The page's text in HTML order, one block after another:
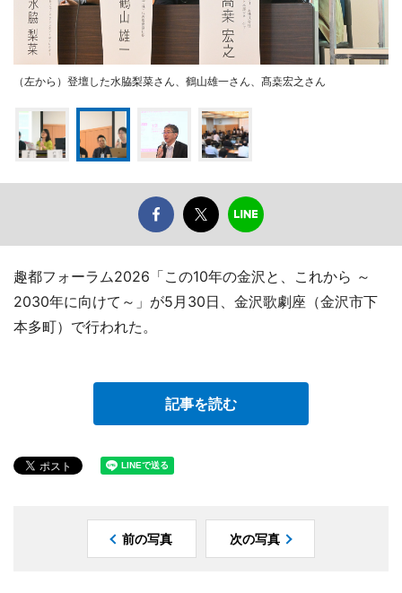
（左から）登壇した水脇梨菜さん、鶴山雄一さん、髙桒宏之さん
趣都フォーラム2026「この10年の金沢と、これから ～
2030年に向けて～」が5月30日、金沢歌劇座（金沢市下
本多町）で行われた。
記事を読む
前の写真 次の写真